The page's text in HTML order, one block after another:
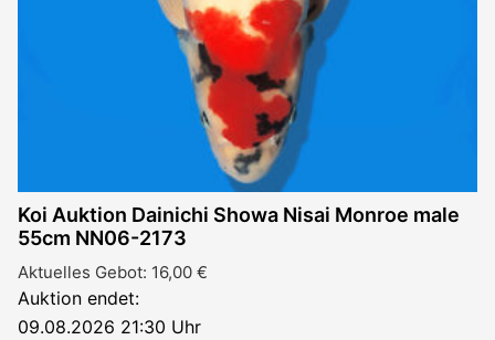
Koi Auktion Dainichi Showa Nisai Monroe male
55cm NN06-2173
Aktuelles Gebot: 16,00 €
Auktion endet:
09.08.2026 21:30 Uhr